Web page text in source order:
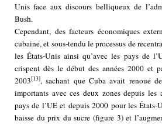
Unis face aux discours belliqueux de
Bush.
Cependant, des facteurs économiques
cubaine, et sous-tendu le processus de
les États-Unis ainsi qu’avec les pays de
crispent dès le début des années 2000 et
2003[13], sachant que Cuba avait renoué
importants avec ces deux zones depuis les
pays de l’UE et depuis 2000 pour les États-
baisse du prix du sucre (figure 3) et